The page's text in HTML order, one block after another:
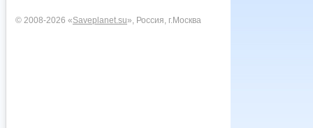
© 2008-2026 «Saveplanet.su», Россия, г.Москва